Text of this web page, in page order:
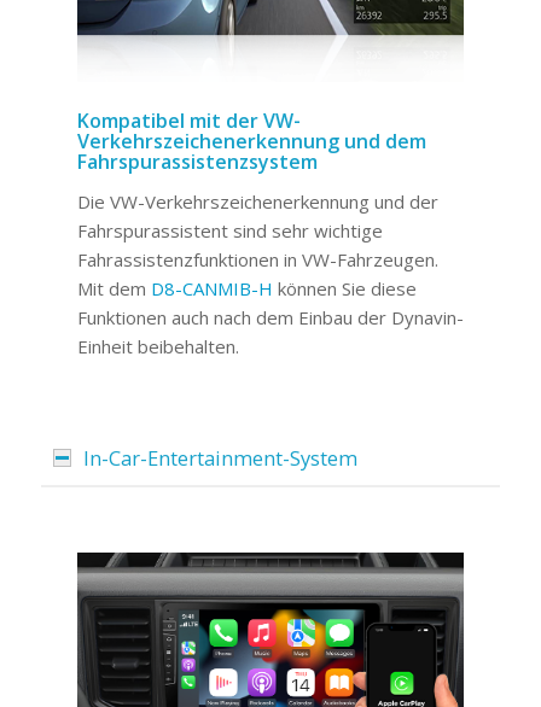
Kompatibel mit der VW-
Verkehrszeichenerkennung und dem
Fahrspurassistenzsystem
Die VW-Verkehrszeichenerkennung und der
Fahrspurassistent sind sehr wichtige
Fahrassistenzfunktionen in VW-Fahrzeugen.
Mit dem D8-CANMIB-H können Sie diese
Funktionen auch nach dem Einbau der Dynavin-
Einheit beibehalten.
In-Car-Entertainment-System